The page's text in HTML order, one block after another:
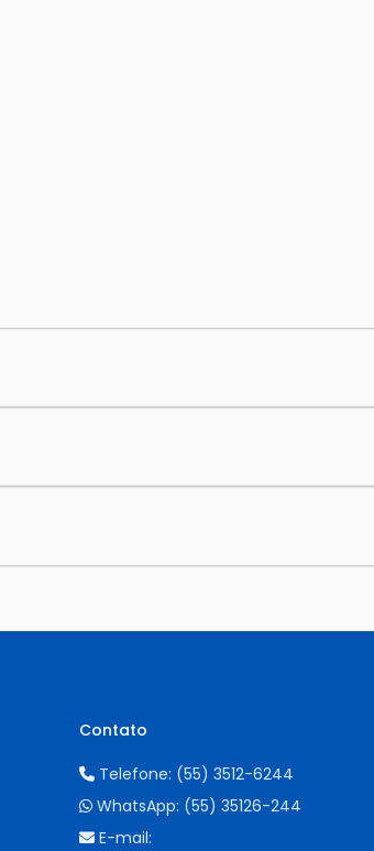
Contato
Telefone: (55) 3512-6244
WhatsApp: (55) 35126-244
E-mail: